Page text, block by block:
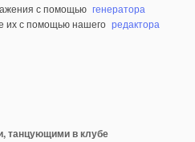
с помощью генератора
их с помощью нашего редактора
танцующими в клубе